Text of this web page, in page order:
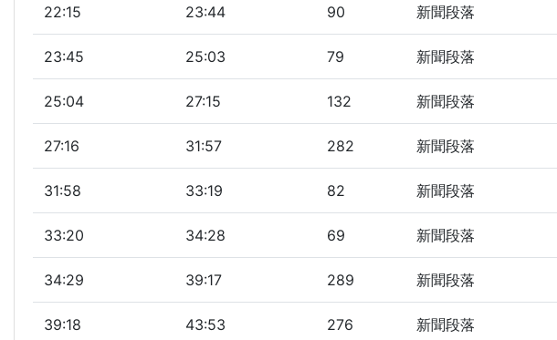
22:15 23:44 90 新聞段落
23:45 25:03 79 新聞段落
25:04 27:15 132 新聞段落
27:16 31:57 282 新聞段落
31:58 33:19 82 新聞段落
33:20 34:28 69 新聞段落
34:29 39:17 289 新聞段落
39:18 43:53 276 新聞段落